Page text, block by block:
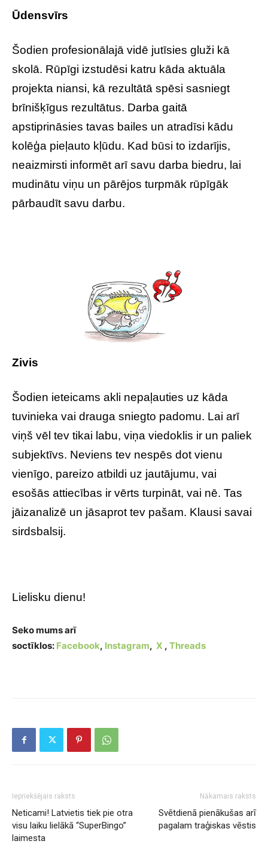
Ūdensvīrs
Šodien profesionālajā vidē jutīsies gluži kā
skolā. Rūpīgi izstudēsi katru kāda aktuāla
projekta niansi, kā rezultātā spēsi sasniegt
brīnišķīgus rezultātus. Darba gaitā
apstiprināsies tavas bailes un atradīsi kādu
kolēģa pieļauto kļūdu. Kad būsi to izdarījis,
neaizmirsti informēt arī savu darba biedru, lai
mudinātu viņu un pārējos turpmāk rūpīgāk
pārbaudīt savu darbu.
Zivis
Šodien ieteicams akli nepaļauties uz kāda
tuvinieka vai drauga sniegto padomu. Lai arī
viņš vēl tev tikai labu, viņa viedoklis ir un paliek
subjektīvs. Neviens tev nespēs dot vienu
vienīgo, pareizo atbildi uz jautājumu, vai
esošās attiecības ir vērts turpināt, vai nē. Tas
jāizanalizē un jāsaprot tev pašam. Klausi savai
sirdsbalsij.
Lielisku dienu!
Seko mums arī
soctīklos: Facebook, Instagram, X , Threads
Iepriekšējais raksts
Neticami! Latvietis tiek pie otra
visu laiku lielākā “SuperBingo”
laimesta
Nākamais raksts
Svētdienā pienākušas arī
pagalam traģiskas vēstis